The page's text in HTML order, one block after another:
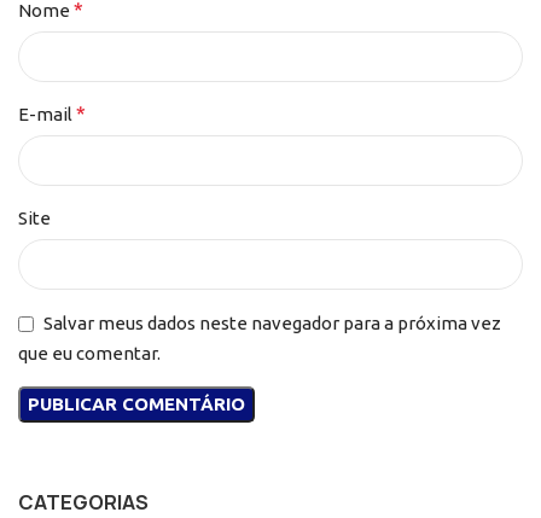
Nome *
E-mail *
Site
Salvar meus dados neste navegador para a próxima vez
que eu comentar.
CATEGORIAS